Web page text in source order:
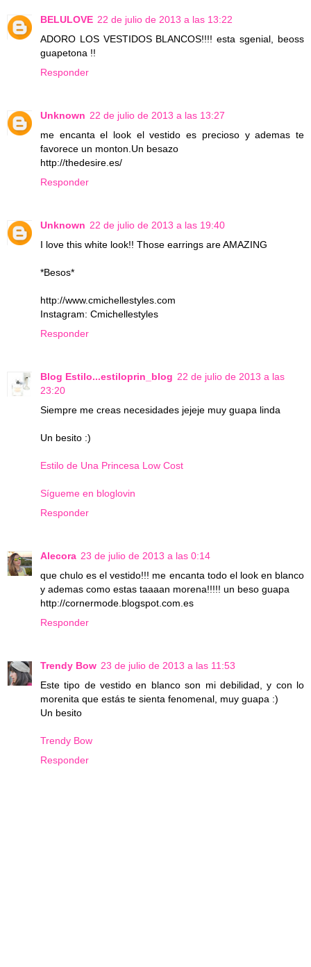
BELULOVE 22 de julio de 2013 a las 13:22
ADORO LOS VESTIDOS BLANCOS!!!! esta sgenial, beoss
guapetona !!
Responder
Unknown 22 de julio de 2013 a las 13:27
me encanta el look el vestido es precioso y ademas te
favorece un monton.Un besazo
http://thedesire.es/
Responder
Unknown 22 de julio de 2013 a las 19:40
I love this white look!! Those earrings are AMAZING
*Besos*
http://www.cmichellestyles.com
Instagram: Cmichellestyles
Responder
Blog Estilo...estiloprin_blog 22 de julio de 2013 a las
23:20
Siempre me creas necesidades jejeje muy guapa linda
Un besito :)
Estilo de Una Princesa Low Cost
Sígueme en bloglovin
Responder
Alecora 23 de julio de 2013 a las 0:14
que chulo es el vestido!!! me encanta todo el look en blanco
y ademas como estas taaaan morena!!!!! un beso guapa
http://cornermode.blogspot.com.es
Responder
Trendy Bow 23 de julio de 2013 a las 11:53
Este tipo de vestido en blanco son mi debilidad, y con lo
morenita que estás te sienta fenomenal, muy guapa :)
Un besito
Trendy Bow
Responder